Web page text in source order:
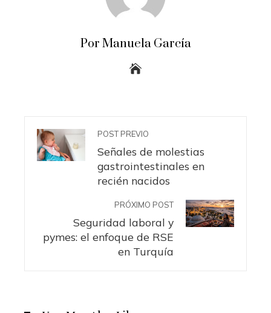
Por Manuela García
POST PREVIO
Señales de molestias
gastrointestinales en
recién nacidos
PRÓXIMO POST
Seguridad laboral y
pymes: el enfoque de RSE
en Turquía